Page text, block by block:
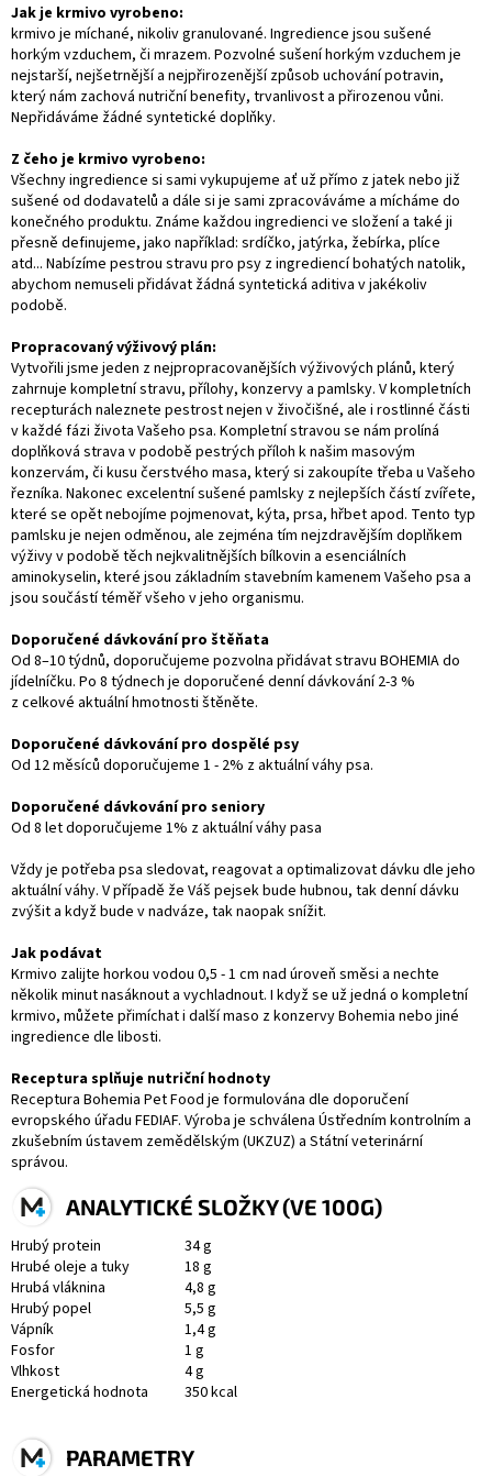
Jak je krmivo vyrobeno:
krmivo je míchané, nikoliv granulované. Ingredience jsou sušené
horkým vzduchem, či mrazem. Pozvolné sušení horkým vzduchem je
nejstarší, nejšetrnější a nejpřirozenější způsob uchování potravin,
který nám zachová nutriční benefity, trvanlivost a přirozenou vůni.
Nepřidáváme žádné syntetické doplňky.
Z čeho je krmivo vyrobeno:
Všechny ingredience si sami vykupujeme ať už přímo z jatek nebo již
sušené od dodavatelů a dále si je sami zpracováváme a mícháme do
konečného produktu. Známe každou ingredienci ve složení a také ji
přesně definujeme, jako například: srdíčko, jatýrka, žebírka, plíce
atd... Nabízíme pestrou stravu pro psy z ingrediencí bohatých natolik,
abychom nemuseli přidávat žádná syntetická aditiva v jakékoliv
podobě.
Propracovaný výživový plán:
Vytvořili jsme jeden z nejpropracovanějších výživových plánů, který
zahrnuje kompletní stravu, přílohy, konzervy a pamlsky. V kompletních
recepturách naleznete pestrost nejen v živočišné, ale i rostlinné části
v každé fázi života Vašeho psa. Kompletní stravou se nám prolíná
doplňková strava v podobě pestrých příloh k našim masovým
konzervám, či kusu čerstvého masa, který si zakoupíte třeba u Vašeho
řezníka. Nakonec excelentní sušené pamlsky z nejlepších částí zvířete,
které se opět nebojíme pojmenovat, kýta, prsa, hřbet apod. Tento typ
pamlsku je nejen odměnou, ale zejména tím nejzdravějším doplňkem
výživy v podobě těch nejkvalitnějších bílkovin a esenciálních
aminokyselin, které jsou základním stavebním kamenem Vašeho psa a
jsou součástí téměř všeho v jeho organismu.
Doporučené dávkování pro štěňata
Od 8–10 týdnů, doporučujeme pozvolna přidávat stravu BOHEMIA do
jídelníčku. Po 8 týdnech je doporučené denní dávkování 2-3 %
z celkové aktuální hmotnosti štěněte.
Doporučené dávkování pro dospělé psy
Od 12 měsíců doporučujeme 1 - 2% z aktuální váhy psa.
Doporučené dávkování pro seniory
Od 8 let doporučujeme 1% z aktuální váhy pasa
Vždy je potřeba psa sledovat, reagovat a optimalizovat dávku dle jeho
aktuální váhy. V případě že Váš pejsek bude hubnou, tak denní dávku
zvýšit a když bude v nadváze, tak naopak snížit.
Jak podávat
Krmivo zalijte horkou vodou 0,5 - 1 cm nad úroveň směsi a nechte
několik minut nasáknout a vychladnout. I když se už jedná o kompletní
krmivo, můžete přimíchat i další maso z konzervy Bohemia nebo jiné
ingredience dle libosti.
Receptura splňuje nutriční hodnoty
Receptura Bohemia Pet Food je formulována dle doporučení
evropského úřadu FEDIAF. Výroba je schválena Ústředním kontrolním a
zkušebním ústavem zemědělským (UKZUZ) a Státní veterinární
správou.
ANALYTICKÉ SLOŽKY (VE 100G)
Hrubý protein
34 g
Hrubé oleje a tuky
18 g
Hrubá vláknina
4,8 g
Hrubý popel
5,5 g
Vápník
1,4 g
Fosfor
1 g
Vlhkost
4 g
Energetická hodnota
350 kcal
PARAMETRY